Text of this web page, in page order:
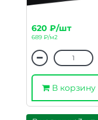
620 ₽/шт
689 ₽/м2
В корзину